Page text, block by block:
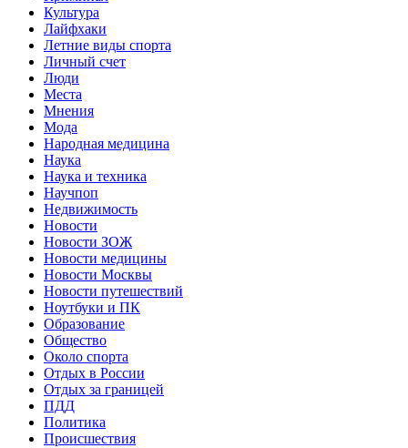
Культура
Лайфхаки
Летние виды спорта
Личный счет
Люди
Места
Мнения
Мода
Народная медицина
Наука
Наука и техника
Научпоп
Недвижимость
Новости
Новости ЗОЖ
Новости медицины
Новости Москвы
Новости путешествий
Ноутбуки и ПК
Образование
Общество
Около спорта
Отдых в России
Отдых за границей
ПДД
Политика
Происшествия